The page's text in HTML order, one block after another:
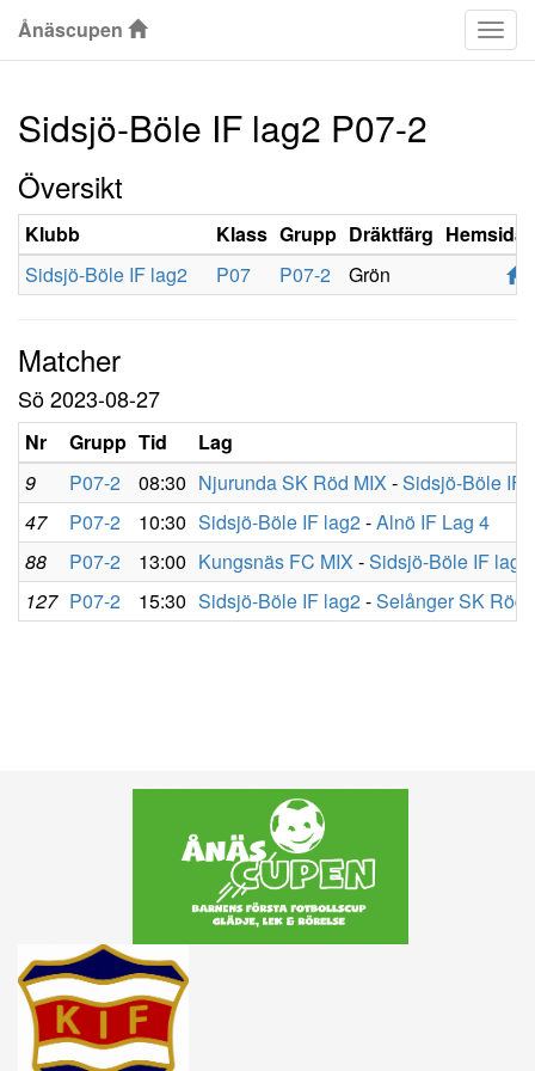
Ånäscupen
Sidsjö-Böle IF lag2 P07-2
Översikt
Klubb Klass Grupp Dräktfärg Hemsida
Sidsjö-Böle IF lag2
P07 P07-2 Grön
Matcher
Sö 2023-08-27
Nr Grupp Tid
Lag
9
P07-2 08:30 Njurunda SK Röd MIX -Sidsjö-Böle IF
47
P07-2 10:30 Sidsjö-Böle IF lag2-Alnö IF Lag 4
88
P07-2 13:00 Kungsnäs FC MIX -Sidsjö-Böle IF lag2
127 P07-2 15:30 Sidsjö-Böle IF lag2-Selånger SK Röd